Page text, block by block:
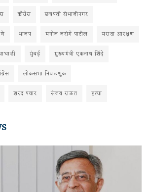
काँग्रेस
छत्रपती संभाजीनगर
भाजप मनोज जरांगे पाटील
मराठा आरक्षण
मुंबई
मुख्यमंत्री एकनाथ शिंदे
लोकसभा निवडणुक
शरद पवार संजय राऊत हत्या